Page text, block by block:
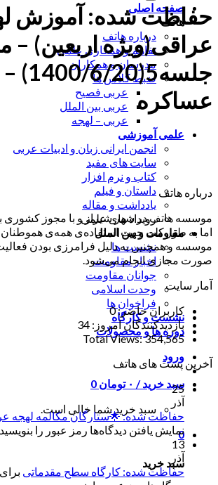
صفحه اصلی
هاتف
درباره هاتف
تفاهم و همکاری علمی
مدرسان و همکاران
ضبط کلاس ها
عربی فصیح
عربی بین الملل
عربی – لهجه
علمی آموزشی
انجمن ایرانی زبان و ادبیات عربی
سایت های مفید
کتاب و نرم افزار
داستان و فیلم
یادداشت و مقاله
رویداد های علمی
مقاومت و بین الملل
نشست ها
اخبار مقاومت
جوانان مقاومت
وحدت اسلامی
فراخوان ها
نشست و کارگاه
دوره ها و محصولات
ورود
سبد خرید / ۰ تومان 0
سبد خرید شما خالی است.
0
سبد خرید
حفاظت شده: آموزش
عساکره
درباره هاتف
موسسه هاتف در شهر شیراز و با مجوز کشوری
اما به طور کلی جهت استفاده‌ی همه‌ی
موسسه و همچنین به دلیل فرامرزی بودن
صورت مجازی انجام می‌شود.
آمار سایت
کاربران حاضر:0
بازدیدکنندگان امروز: 34
Total Views:354,565
آخرین پست های هاتف
25
آذر
حفاظت شده: 🌟ستارگان مکالمه لهجه
نمایش یافتن دیدگاه‌ها رمز عبور را
13
آذر
حفاظت شده: کارگاه سطح مقدماتی